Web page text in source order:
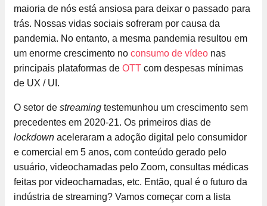
maioria de nós está ansiosa para deixar o passado para
trás. Nossas vidas sociais sofreram por causa da
pandemia. No entanto, a mesma pandemia resultou em
um enorme crescimento no consumo de vídeo nas
principais plataformas de OTT com despesas mínimas
de UX / UI.
O setor de streaming testemunhou um crescimento sem
precedentes em 2020-21. Os primeiros dias de
lockdown aceleraram a adoção digital pelo consumidor
e comercial em 5 anos, com conteúdo gerado pelo
usuário, videochamadas pelo Zoom, consultas médicas
feitas por videochamadas, etc. Então, qual é o futuro da
indústria de streaming? Vamos começar com a lista